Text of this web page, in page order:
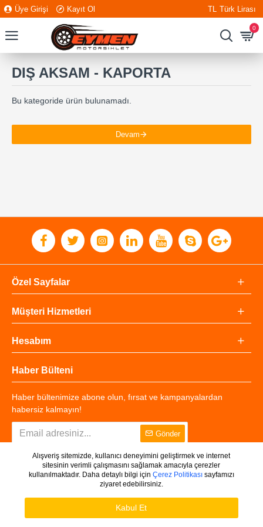
Üye Girişi Kayıt Ol TL Türk Lirası
0
DIŞ AKSAM - KAPORTA
Bu kategoride ürün bulunamadı.
Devam
Özel Sayfalar
Müşteri Hizmetleri
Hesabım
Haber Bülteni
Haber bültenimize abone olun, fırsat ve kampanyalardan
habersiz kalmayın!
Gönder
Copyright © 2025 - Tüm Hakları Saklıdır.
Alışveriş sitemizde, kullanıcı deneyimini geliştirmek ve internet
sitesinin verimli çalışmasını sağlamak amacıyla çerezler
kullanılmaktadır. Daha detaylı bilgi için Çerez Politikasısayfamızı
ziyaret edebilirsiniz.
Kabul Et
Ürünleri Filtrele